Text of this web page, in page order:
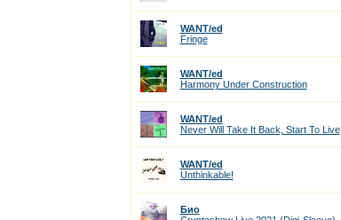
WANT/ed
Fringe
WANT/ed
Harmony Under Construction
WANT/ed
Never Will Take It Back, Start To Live
WANT/ed
Unthinkable!
Био